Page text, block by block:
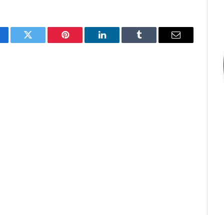
Twitter Pinterest LinkedIn Tumblr
E-